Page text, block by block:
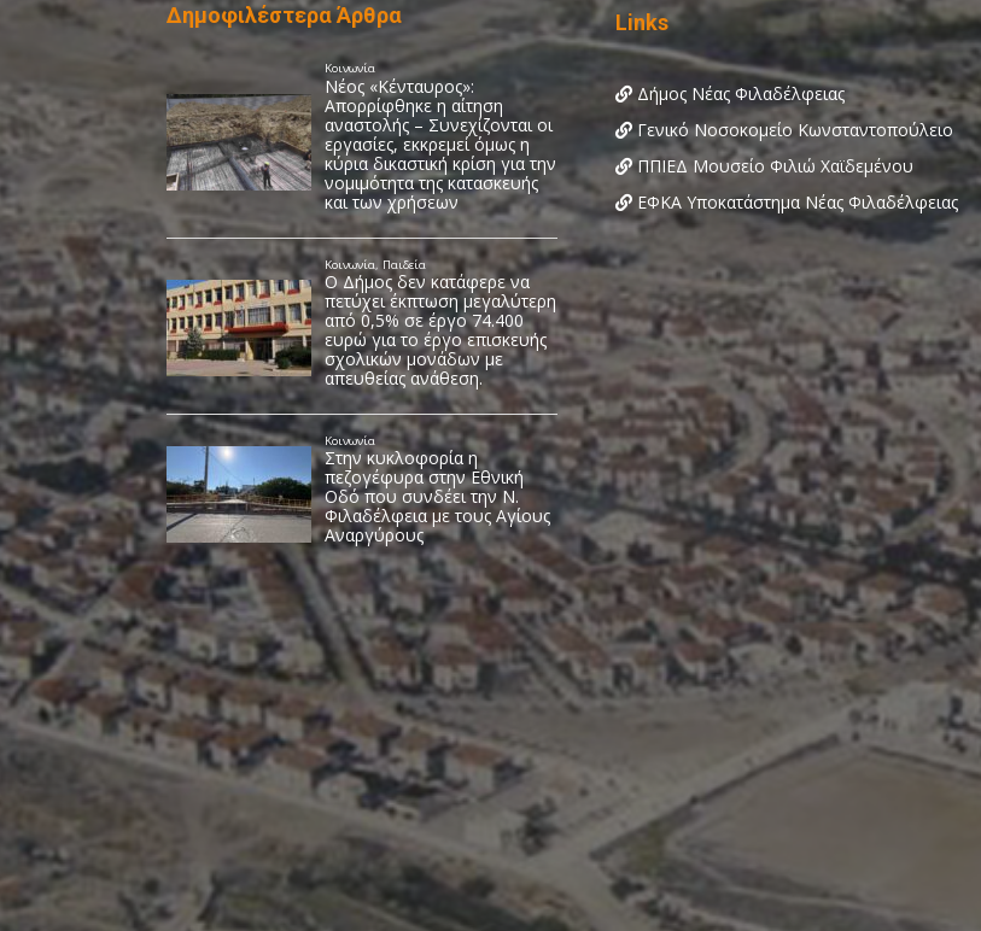
Δημοφιλέστερα Άρθρα Links
Δήμος Νέας Φιλαδέλφειας
Γενικό Νοσοκομείο Κωνσταντοπούλειο
ΠΠΙΕΔ Μουσείο Φιλιώ Χαϊδεμένου
ΕΦΚΑ Υποκατάστημα Νέας Φιλαδέλφειας